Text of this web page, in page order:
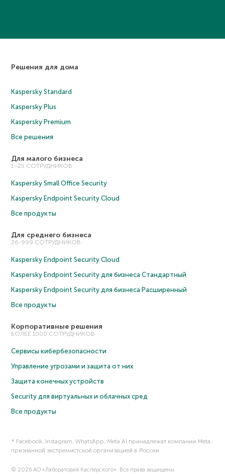
Решения для дома
Kaspersky Standard
Kaspersky Plus
Kaspersky Premium
Все решения
Для малого бизнеса
1–25 СОТРУДНИКОВ
Kaspersky Small Office Security
Kaspersky Endpoint Security Cloud
Все продукты
Для среднего бизнеса
26-999 СОТРУДНИКОВ
Kaspersky Endpoint Security Cloud
Kaspersky Endpoint Security для бизнеса Cтандартный
Kaspersky Endpoint Security для бизнеса Расширенный
Все продукты
Корпоративные решения
БОЛЕЕ 1000 СОТРУДНИКОВ
Сервисы кибербезопасности
Управление угрозами и защита от них
Защита конечных устройств
Security для виртуальных и облачных сред
Все продукты
* Facebook, Instagram, WhatsApp, Meta AI принадлежат компании Meta,
признанной экстремистской организацией в России.
© 2026 АО «Лаборатория Касперского». Все права защищены.